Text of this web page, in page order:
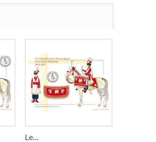
Le...